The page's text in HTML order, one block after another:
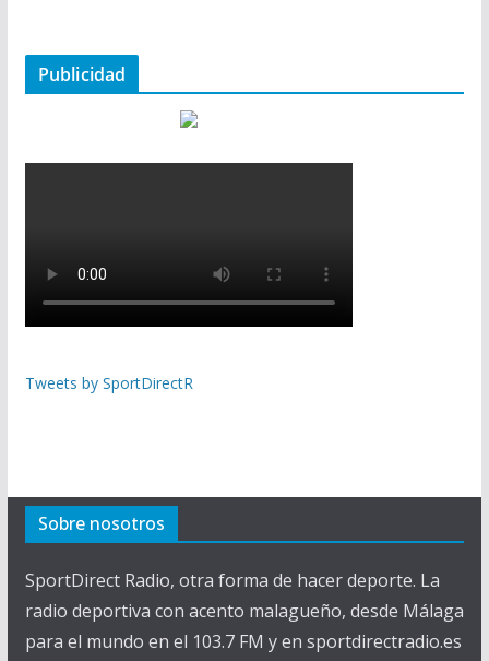
Publicidad
Tweets by SportDirectR
Sobre nosotros
SportDirect Radio, otra forma de hacer deporte. La
radio deportiva con acento malagueño, desde Málaga
para el mundo en el 103.7 FM y en sportdirectradio.es